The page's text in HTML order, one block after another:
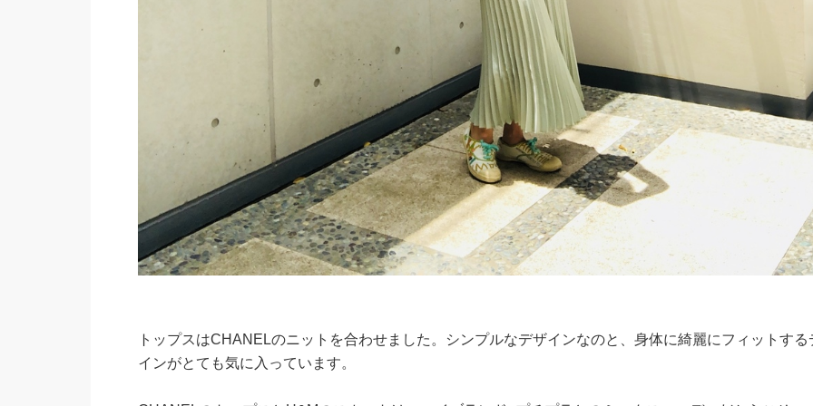
トップスはCHANELのニットを合わせました。シンプルなデザインなのと、身体に綺麗にフィットする
インがとても気に入っています。